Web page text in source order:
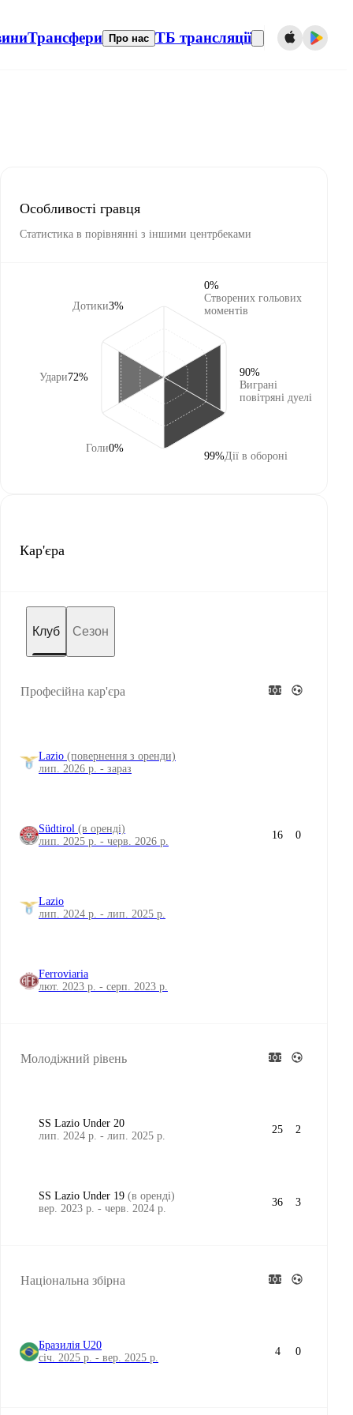
Трансфери Про нас ТБ трансляції
Особливості гравця
Статистика в порівнянні з іншими центрбеками
Дотики3%
Удари72%
Голи0%
Створених гольових
моментів
0%
Виграні
повітряні дуелі
90%
Дії в обороні
99%
Кар'єра
Клуб Сезон
Професійна кар'єра
Lazio (повернення з оренди)
лип. 2026 р. - зараз
Südtirol (в оренді)
лип. 2025 р. - черв. 2026 р.
16 0
Lazio
лип. 2024 р. - лип. 2025 р.
Ferroviaria
лют. 2023 р. - серп. 2023 р.
Молодіжний рівень
SS Lazio Under 20
лип. 2024 р. - лип. 2025 р.
25 2
SS Lazio Under 19 (в оренді)
вер. 2023 р. - черв. 2024 р.
36 3
Національна збірна
Бразилія U20
січ. 2025 р. - вер. 2025 р.
4 0